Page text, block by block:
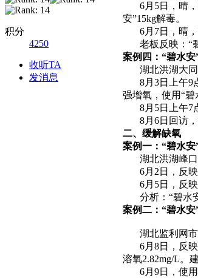
积分
4250
收听TA
发消息
6月5日，晴，
安”15kg解毒。
6月7日，晴，
老板反映：“碧
案例四：“碧水
湖北洪湖大同
8月3日上午9点
强增氧，使用“碧
8月5日上午7点
8月6日回访，
二、缓解缺氧
案例一：“碧水
湖北洪湖峰口
6月2日，反映
6月5日，反映
分析：“碧水安
案例二：“碧水
湖北监利网市
6月8日，反映
溶氧2.82mg/L。
6月9日，使用“